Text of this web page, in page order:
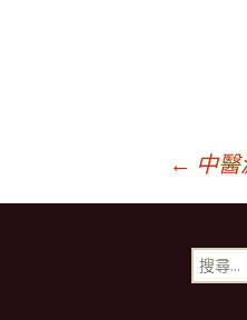
← 中
搜
尋